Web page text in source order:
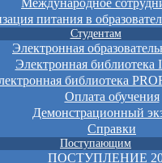
питания в
Студентам
Электронная
Электронная библиотека
библиотека
Оплата обучения
Демонстрационный
Справки
Поступающим
ПОСТУПЛЕНИЕ